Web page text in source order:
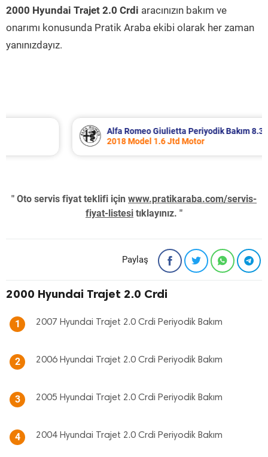
2000 Hyundai Trajet 2.0 Crdi aracınızın bakım ve
onarımı konusunda Pratik Araba ekibi olarak her zaman
yanınızdayız.
Alfa Romeo Giulietta Periyodik Bakım 8.340 TL
2018 Model 1.6 Jtd Motor
" Oto servis fiyat teklifi için www.pratikaraba.com/servis-
fiyat-listesi tıklayınız. "
Paylaş
2000 Hyundai Trajet 2.0 Crdi
1 2007 Hyundai Trajet 2.0 Crdi Periyodik Bakım
2 2006 Hyundai Trajet 2.0 Crdi Periyodik Bakım
3 2005 Hyundai Trajet 2.0 Crdi Periyodik Bakım
4 2004 Hyundai Trajet 2.0 Crdi Periyodik Bakım